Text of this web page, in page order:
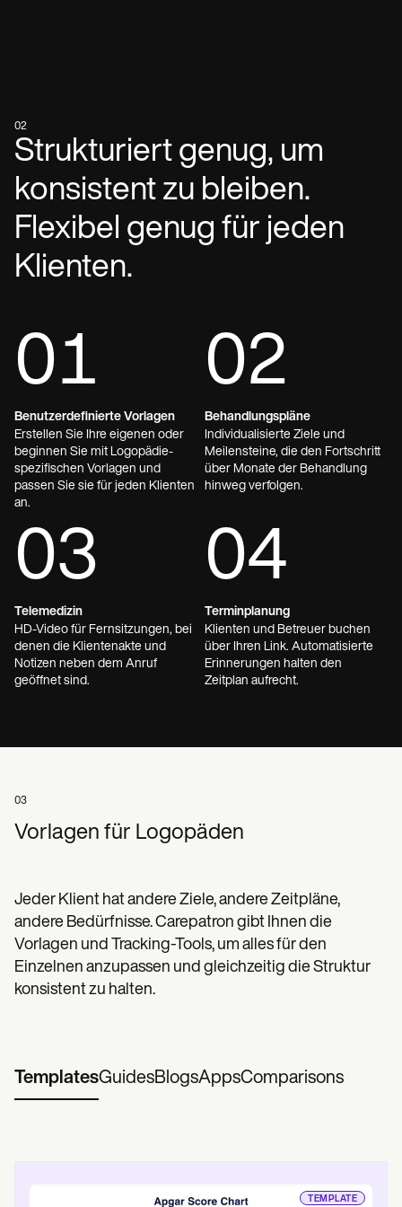
02
Strukturiert genug, um
konsistent zu bleiben.
Flexibel genug für jeden
Klienten.
01
Benutzerdefinierte Vorlagen
Erstellen Sie Ihre eigenen oder
beginnen Sie mit Logopädie-
spezifischen Vorlagen und
passen Sie sie für jeden Klienten
an.
02
Behandlungspläne
Individualisierte Ziele und
Meilensteine, die den Fortschritt
über Monate der Behandlung
hinweg verfolgen.
03
Telemedizin
HD-Video für Fernsitzungen, bei
denen die Klientenakte und
Notizen neben dem Anruf
geöffnet sind.
04
Terminplanung
Klienten und Betreuer buchen
über Ihren Link. Automatisierte
Erinnerungen halten den
Zeitplan aufrecht.
03
Vorlagen für Logopäden
Jeder Klient hat andere Ziele, andere Zeitpläne,
andere Bedürfnisse. Carepatron gibt Ihnen die
Vorlagen und Tracking-Tools, um alles für den
Einzelnen anzupassen und gleichzeitig die Struktur
konsistent zu halten.
TemplatesGuidesBlogsAppsComparisons
TEMPLATE